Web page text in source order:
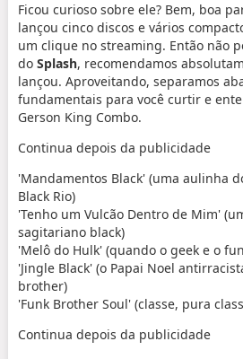
Ficou curioso sobre ele? Bem, boa
lançou cinco discos e vários
um clique no streaming. Então não
do Splash, recomendamos
lançou. Aproveitando, separamos
fundamentais para você curtir e
Gerson King Combo.
Continua depois da publicidade
'Mandamentos Black' (uma aulinha
Black Rio)
'Tenho um Vulcão Dentro de Mim'
sagitariano black)
'Melô do Hulk' (quando o geek e o
'Jingle Black' (o Papai Noel
brother)
'Funk Brother Soul' (classe, pura
Continua depois da publicidade